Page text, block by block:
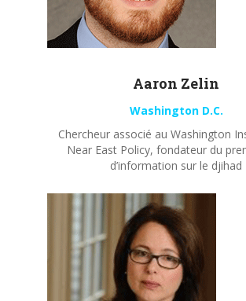
Aaron Zelin
Washington D.C.
Chercheur associé au Washington
Near East Policy, fondateur du
d’information sur le djihad